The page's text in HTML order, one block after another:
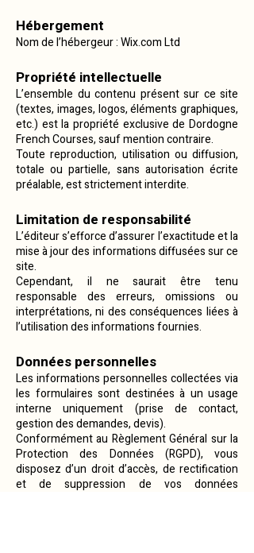
Hébergement
Nom de l’hébergeur : Wix.com Ltd
Propriété intellectuelle
L’ensemble du contenu présent sur ce site
(textes, images, logos, éléments graphiques,
etc.) est la propriété exclusive de Dordogne
French Courses, sauf mention contraire.
Toute reproduction, utilisation ou diffusion,
totale ou partielle, sans autorisation écrite
préalable, est strictement interdite.
Limitation de responsabilité
L’éditeur s’efforce d’assurer l’exactitude et la
mise à jour des informations diffusées sur ce
site.
Cependant, il ne saurait être tenu
responsable des erreurs, omissions ou
interprétations, ni des conséquences liées à
l’utilisation des informations fournies.
Données personnelles
Les informations personnelles collectées via
les formulaires sont destinées à un usage
interne uniquement (prise de contact,
gestion des demandes, devis).
Conformément au Règlement Général sur la
Protection des Données (RGPD), vous
disposez d’un droit d’accès, de rectification
et de suppression de vos données